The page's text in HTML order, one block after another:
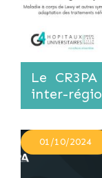
Le
inter-
01/10/2024